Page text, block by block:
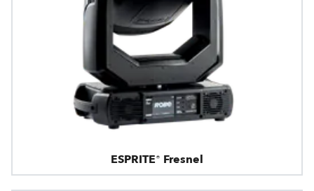
ESPRITE® Fresnel